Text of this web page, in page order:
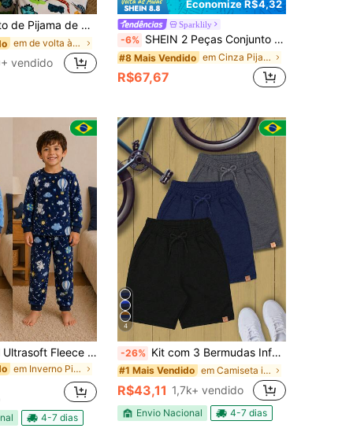
Pré-adolescente com Estampa Fofa de Animal
em de volta às aulas Pijama De Meninos Adolescente
vendido
Economize R$4,32
Sparklily
-6% SHEIN 2 Peças Conjunto de Top de Manga Curta e Calça Casual com Estampa de Céu Estrelado para Meninos, Roupa de Descanso Confortável
#8 Mais Vendido em Cinza Pijama De Meninos Adolescentes
R$67,67
Pijama Infantil Ultrasoft Fleece – Super Quentinho e Aconchegante
em Inverno Pijama De Meninos Adolescentes
4-7 dias
4
-26% Kit com 3 Bermudas Infantil Menino de Moletom com 2 Bolsos Grandes- Pronta Entrega
#1 Mais Vendido em Camiseta infantil para meninos adolescentes
R$43,11 1,7k+ vendido
Envio Nacional 4-7 dias